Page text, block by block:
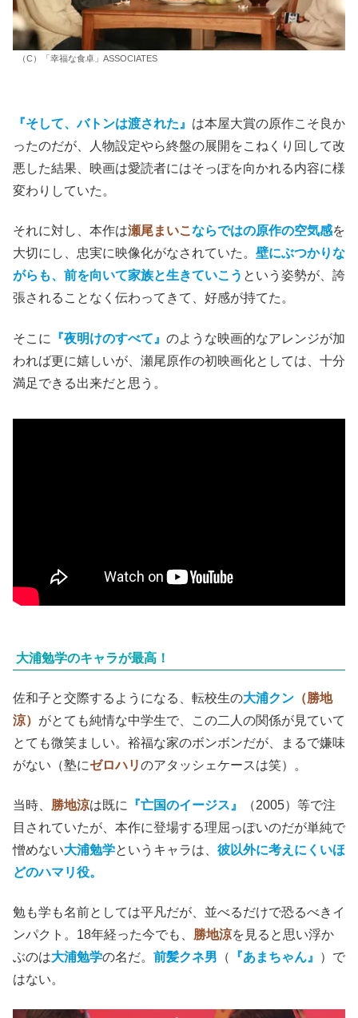
（C）「幸福な食卓」ASSOCIATES
『そして、バトンは渡された』 は本屋大賞の原作こそ良か
ったのだが、人物設定やら終盤の展開をこねくり回して改
悪した結果、映画は愛読者にはそっぽを向かれる内容に様
変わりしていた。
それに対し、本作は瀬尾まいこ ならではの原作の空気感を
大切にし、忠実に映像化がなされていた。 壁にぶつかりな
がらも、前を向いて家族と生きていこう という姿勢が、誇
張されることなく伝わってきて、好感が持てた。
そこに 『夜明けのすべて』 のような映画的なアレンジが加
われば更に嬉しいが、瀬尾原作の初映画化としては、十分
満足できる出来だと思う。
大浦勉学のキャラが最高！
佐和子と交際するようになる、転校生の大浦クン （勝地
涼） がとても純情な中学生で、この二人の関係が見ていて
とても微笑ましい。裕福な家のボンボンだが、まるで嫌味
がない（塾にゼロハリのアタッシェケースは笑）。
当時、 勝地涼は既に 『亡国のイージス』
（2005）等で注
目されていたが、本作に登場する理屈っぽいのだが単純で
憎めない大浦勉学というキャラは、 彼以外に考えにくいほ
どのハマリ役。
勉も学も名前としては平凡だが、並べるだけで恐るべきイ
ンパクト。18年経った今でも、 勝地涼を見ると思い浮か
ぶのは大浦勉学の名だ。 前髪クネ男 （ 『あまちゃん』
）で
はない。